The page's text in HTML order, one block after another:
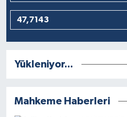
Yükleniyor...
Mahkeme Haberleri